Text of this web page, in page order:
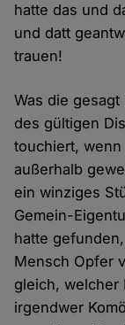
hatte das und
und datt
trauen!
Was die
des gültigen
touchiert,
außerhalb
ein winziges
Gemein-
hatte
Mensch Opfer
gleich, welcher
irgendwer